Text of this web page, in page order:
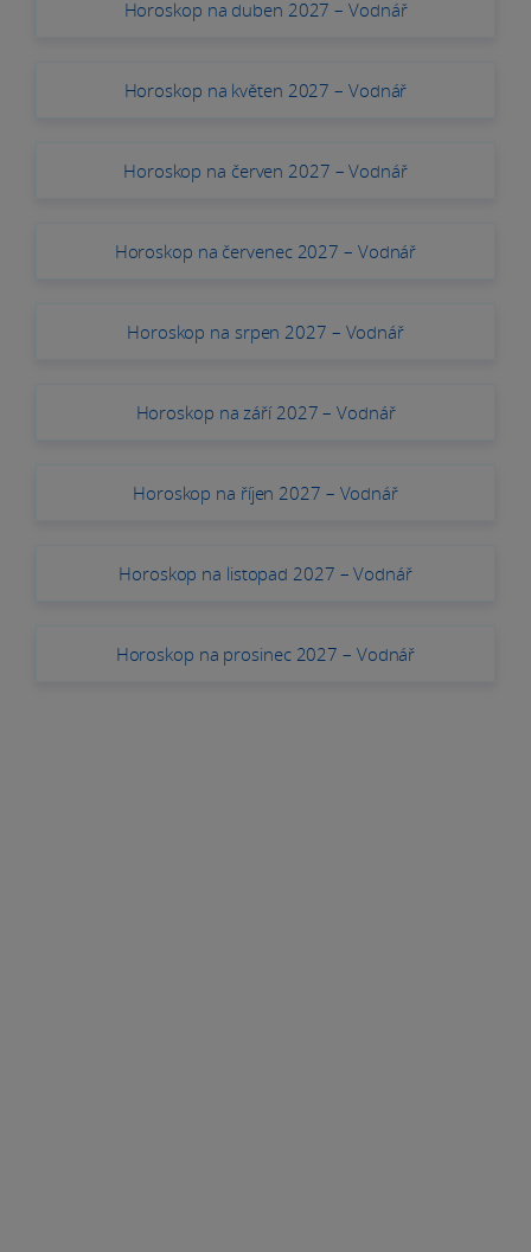
Horoskop na duben 2027 – Vodnář
Horoskop na květen 2027 – Vodnář
Horoskop na červen 2027 – Vodnář
Horoskop na červenec 2027 – Vodnář
Horoskop na srpen 2027 – Vodnář
Horoskop na září 2027 – Vodnář
Horoskop na říjen 2027 – Vodnář
Horoskop na listopad 2027 – Vodnář
Horoskop na prosinec 2027 – Vodnář